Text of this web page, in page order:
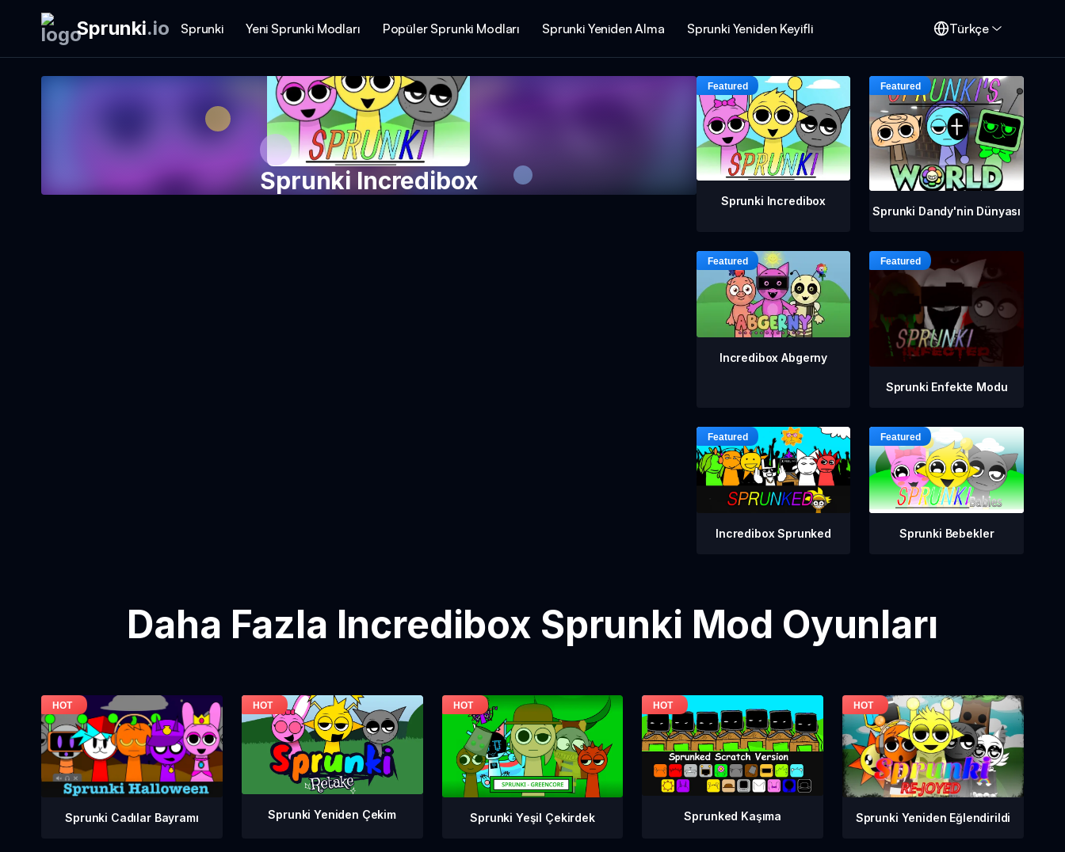
Sprunki.io Sprunki Yeni Sprunki Modları Popüler Sprunki Modları Sprunki Yeniden Alma Sprunki Yeniden Keyifli Türkçe
Sprunki Incredibox
Sprunki Incredibox
Sprunki Dandy'nin Dünyası
Incredibox Abgerny
Sprunki Enfekte Modu
Incredibox Sprunked Sprunki Bebekler
Daha Fazla Incredibox Sprunki Mod Oyunları
Sprunki Cadılar Bayramı Sprunki Yeniden Çekim Sprunki Yeşil Çekirdek Sprunked Kaşıma Sprunki Yeniden Eğlendirildi